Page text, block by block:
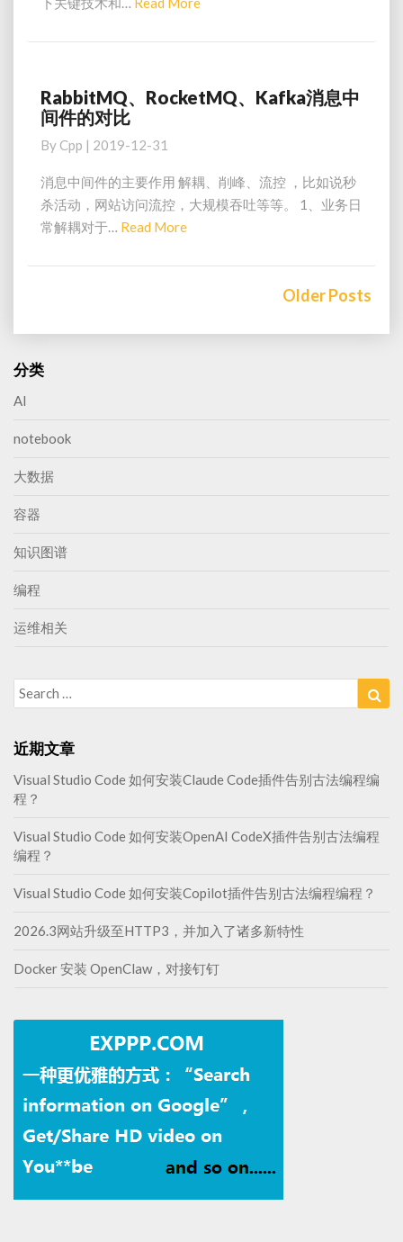
架
RabbitMQ、
RocketMQ、
消
息
中
间
件
RabbitMQ、RocketMQ、Kafka消息中
间件的对比
By Cpp | 2019-12-31
消息中间件的主要作用 解耦、削峰、流控 ，比如说秒
杀活动，网站访问流控，大规模吞吐等等。 1、业务日
常解耦对于… Read MoreRead
Older Posts
分类
AI
notebook
大数据
容器
知识图谱
编程
运维相关
Search
for:
近期文章
Visual Studio Code 如何安装Claude Code插件告别古法编程编
程？
Visual Studio Code 如何安装OpenAI CodeX插件告别古法编程
编程？
Visual Studio Code 如何安装Copilot插件告别古法编程编程？
2026.3网站升级至HTTP3，并加入了诸多新特性
Docker 安装 OpenClaw，对接钉钉